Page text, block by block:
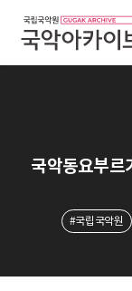
국악동요부
#국립국악원